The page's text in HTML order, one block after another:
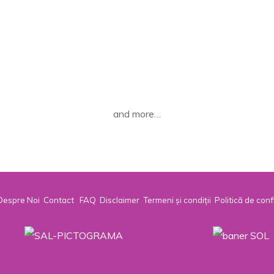
and more…
Noi Contact FAQ Disclaimer Termeni și condiții Politică de